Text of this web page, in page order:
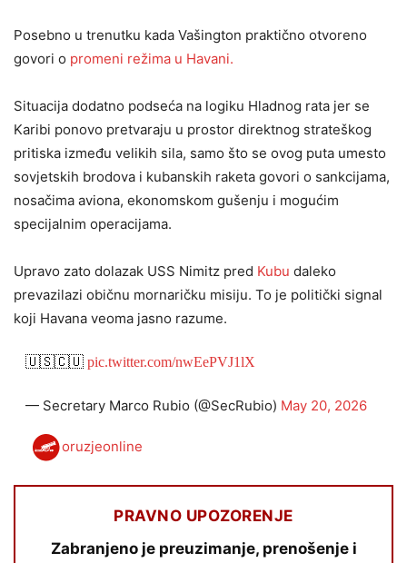
Posebno u trenutku kada Vašington praktično otvoreno
govori o promeni režima u Havani.
Situacija dodatno podseća na logiku Hladnog rata jer se
Karibi ponovo pretvaraju u prostor direktnog strateškog
pritiska između velikih sila, samo što se ovog puta umesto
sovjetskih brodova i kubanskih raketa govori o sankcijama,
nosačima aviona, ekonomskom gušenju i mogućim
specijalnim operacijama.
Upravo zato dolazak USS Nimitz pred Kubu daleko
prevazilazi običnu mornaričku misiju. To je politički signal
koji Havana veoma jasno razume.
🇺🇸🇨🇺 pic.twitter.com/nwEePVJ1lX
— Secretary Marco Rubio (@SecRubio) May 20, 2026
oruzjeonline
PRAVNO UPOZORENJE
Zabranjeno je preuzimanje, prenošenje i